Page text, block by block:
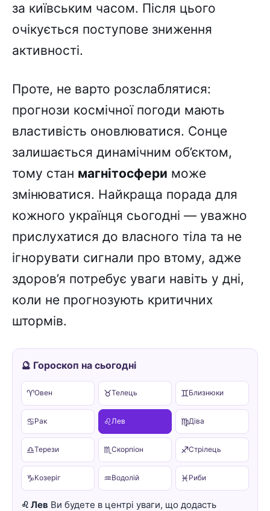
за київським часом. Після цього
очікується поступове зниження
активності.
Проте, не варто розслаблятися:
прогнози космічної погоди мають
властивість оновлюватися. Сонце
залишається динамічним об’єктом,
тому стан магнітосфери може
змінюватися. Найкраща порада для
кожного українця сьогодні — уважно
прислухатися до власного тіла та не
ігнорувати сигнали про втому, адже
здоров’я потребує уваги навіть у дні,
коли не прогнозують критичних
штормів.
🔮 Гороскоп на сьогодні
♈Овен ♉Телець ♊Близнюки
♋Рак ♌Лев ♍Діва
♎Терези ♏Скорпіон ♐Стрілець
♑Козеріг ♒Водолій ♓ Риби
♌ Лев Ви будете в центрі уваги, що додасть